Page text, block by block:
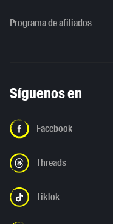
Programa de afiliados
Síguenos en
Facebook
Threads
TikTok